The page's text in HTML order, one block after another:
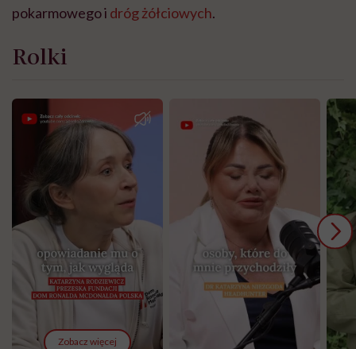
pokarmowego i dróg żółciowych.
Rolki
Zobacz więcej